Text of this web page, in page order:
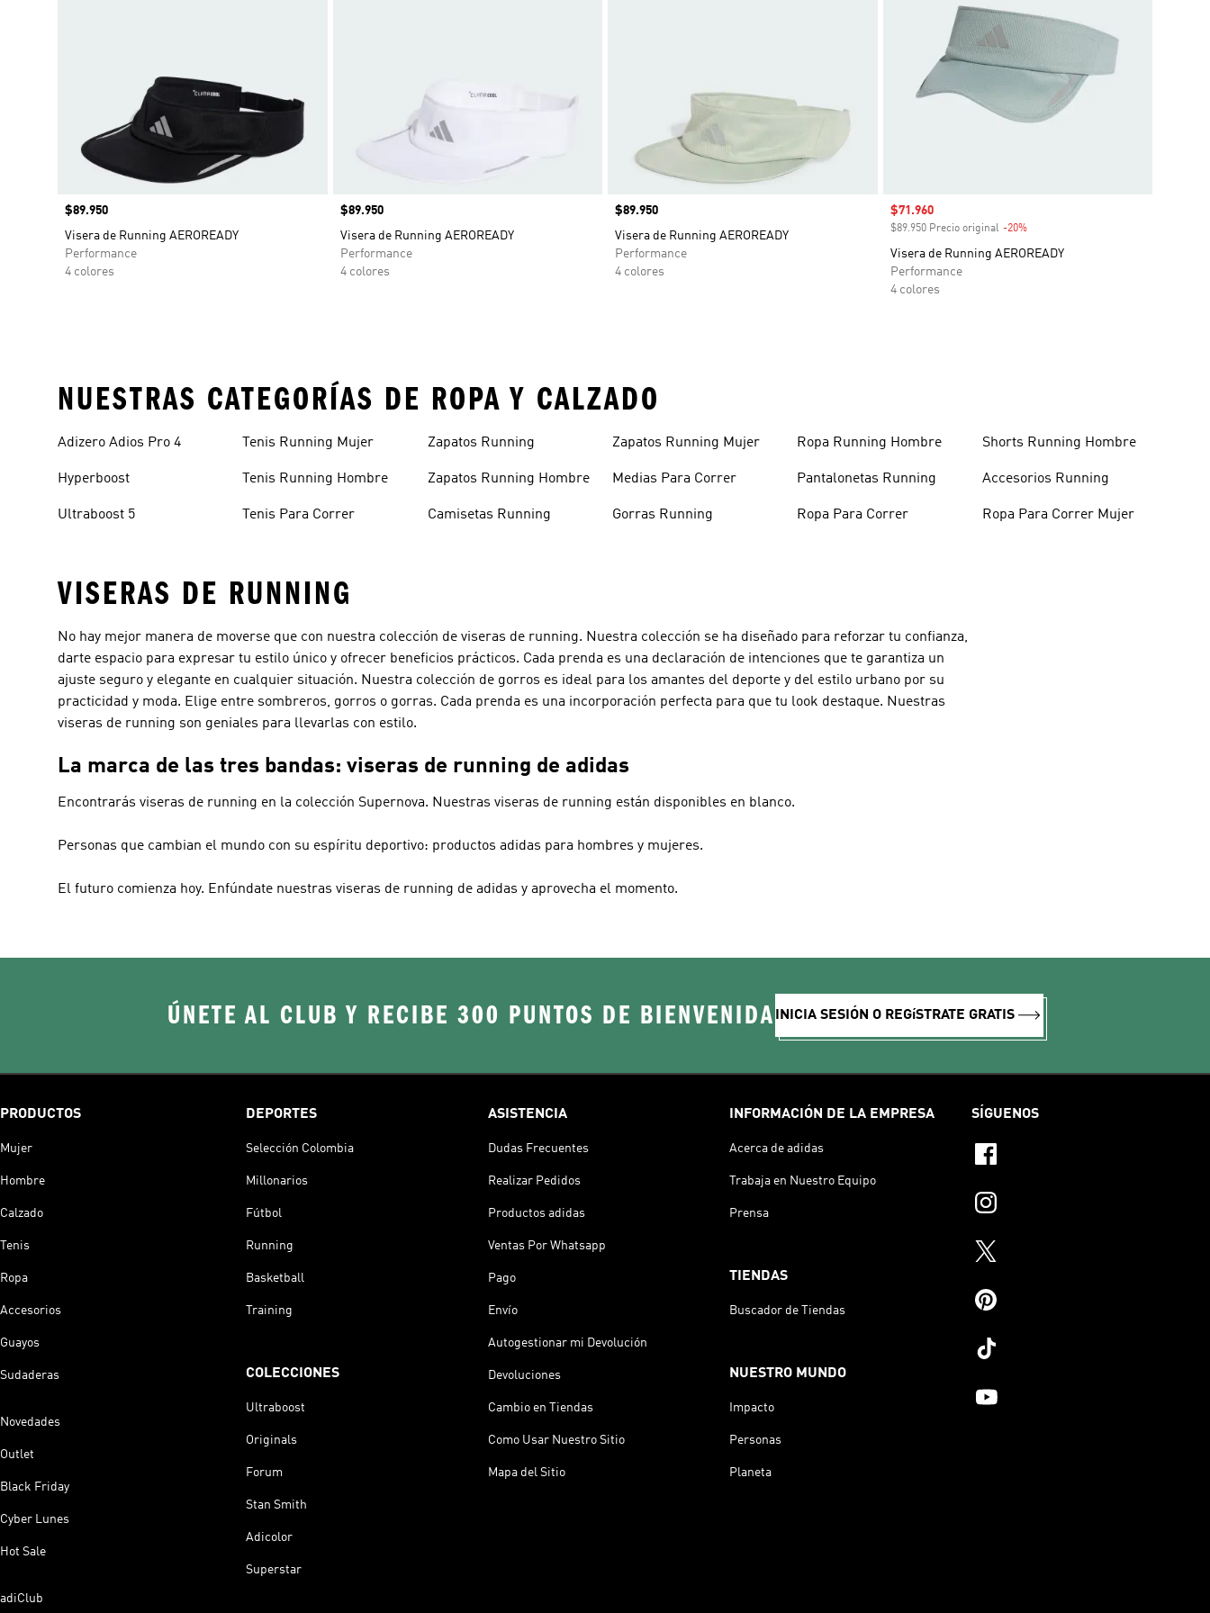
Precio
$89.950
Visera de Running AEROREADY
Performance
4 colores
Precio
$89.950
Visera de Running AEROREADY
Performance
4 colores
Precio
$89.950
Visera de Running AEROREADY
Performance
4 colores
Precio de venta
$71.960
$89.950 Precio original -20%Descuento
Visera de Running AEROREADY
Performance
4 colores
NUESTRAS CATEGORÍAS DE ROPA Y CALZADO
Adizero Adios Pro 4
Hyperboost
Ultraboost 5
Tenis Running Mujer
Tenis Running Hombre
Tenis Para Correr
Zapatos Running
Zapatos Running Hombre
Camisetas Running
Zapatos Running Mujer
Medias Para Correr
Gorras Running
Ropa Running Hombre
Pantalonetas Running
Ropa Para Correr
Shorts Running Hombre
Accesorios Running
Ropa Para Correr Mujer
VISERAS DE RUNNING
No hay mejor manera de moverse que con nuestra colección de viseras de running. Nuestra colección se ha diseñado para reforzar tu confianza,
darte espacio para expresar tu estilo único y ofrecer beneficios prácticos. Cada prenda es una declaración de intenciones que te garantiza un
ajuste seguro y elegante en cualquier situación. Nuestra colección de gorros es ideal para los amantes del deporte y del estilo urbano por su
practicidad y moda. Elige entre sombreros, gorros o gorras. Cada prenda es una incorporación perfecta para que tu look destaque. Nuestras
viseras de running son geniales para llevarlas con estilo.
La marca de las tres bandas: viseras de running de adidas
Encontrarás viseras de running en la colección Supernova. Nuestras viseras de running están disponibles en blanco.
Personas que cambian el mundo con su espíritu deportivo: productos adidas para hombres y mujeres.
El futuro comienza hoy. Enfúndate nuestras viseras de running de adidas y aprovecha el momento.
ÚNETE AL CLUB Y RECIBE 300 PUNTOS DE BIENVENIDA INICIA SESIÓN O REGíSTRATE GRATIS
PRODUCTOS
Mujer
Hombre
Calzado
Tenis
Ropa
Accesorios
Guayos
Sudaderas
Novedades
Outlet
Black Friday
Cyber Lunes
Hot Sale
adiClub
DEPORTES
Selección Colombia
Millonarios
Fútbol
Running
Basketball
Training
COLECCIONES
Ultraboost
Originals
Forum
Stan Smith
Adicolor
Superstar
ASISTENCIA
Dudas Frecuentes
Realizar Pedidos
Productos adidas
Ventas Por Whatsapp
Pago
Envío
Autogestionar mi Devolución
Devoluciones
Cambio en Tiendas
Como Usar Nuestro Sitio
Mapa del Sitio
INFORMACIÓN DE LA EMPRESA
Acerca de adidas
Trabaja en Nuestro Equipo
Prensa
TIENDAS
Buscador de Tiendas
NUESTRO MUNDO
Impacto
Personas
Planeta
SÍGUENOS